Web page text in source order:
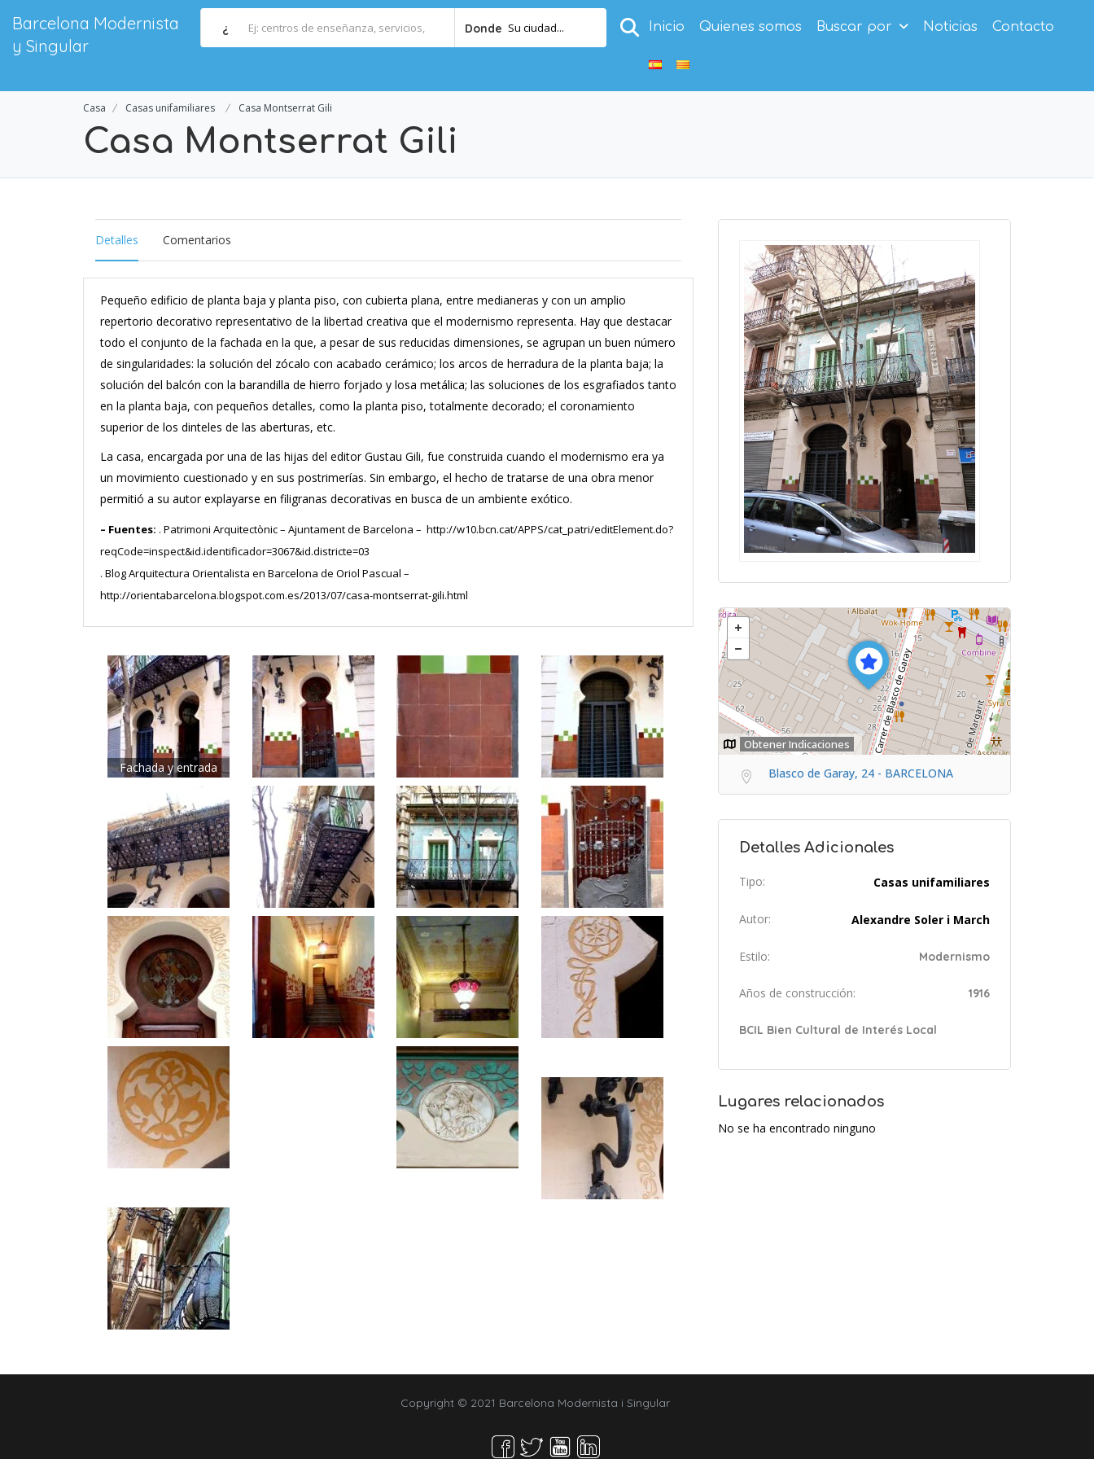
Barcelona Modernista
y Singular
¿ Donde Su ciudad... Inicio Quienes somos Buscar por Noticias Contacto
Casa Casas unifamiliares Casa Montserrat Gili
Casa Montserrat Gili
Detalles Comentarios
Pequeño edificio de planta baja y planta piso, con cubierta plana, entre medianeras y con un amplio
repertorio decorativo representativo de la libertad creativa que el modernismo representa. Hay que destacar
todo el conjunto de la fachada en la que, a pesar de sus reducidas dimensiones, se agrupan un buen número
de singularidades: la solución del zócalo con acabado cerámico; los arcos de herradura de la planta baja; la
solución del balcón con la barandilla de hierro forjado y losa metálica; las soluciones de los esgrafiados tanto
en la planta baja, con pequeños detalles, como la planta piso, totalmente decorado; el coronamiento
superior de los dinteles de las aberturas, etc.
La casa, encargada por una de las hijas del editor Gustau Gili, fue construida cuando el modernismo era ya
un movimiento cuestionado y en sus postrimerías. Sin embargo, el hecho de tratarse de una obra menor
permitió a su autor explayarse en filigranas decorativas en busca de un ambiente exótico.
– Fuentes: . Patrimoni Arquitectònic – Ajuntament de Barcelona – http://w10.bcn.cat/APPS/cat_patri/editElement.do?
reqCode=inspect&id.identificador=3067&id.districte=03
. Blog Arquitectura Orientalista en Barcelona de Oriol Pascual –
http://orientabarcelona.blogspot.com.es/2013/07/casa-montserrat-gili.html
Fachada y entrada
Obtener Indicaciones
Blasco de Garay, 24 - BARCELONA
Detalles Adicionales
Tipo: Casas unifamiliares
Autor: Alexandre Soler i March
Estilo: Modernismo
Años de construcción: 1916
BCIL Bien Cultural de Interés Local
Lugares relacionados
No se ha encontrado ninguno
Copyright © 2021 Barcelona Modernista i Singular